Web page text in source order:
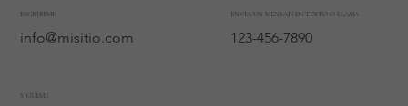
ESCRÍBEME
info@misitio.com
ENVÍA UN MENSAJE DE TEXTO O LLAMA
123-456-7890
SÍGUEME